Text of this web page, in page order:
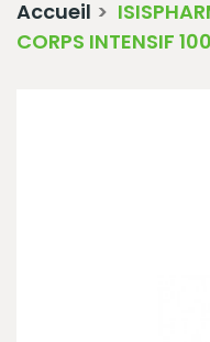
Accueil
CORPS INTENSIF